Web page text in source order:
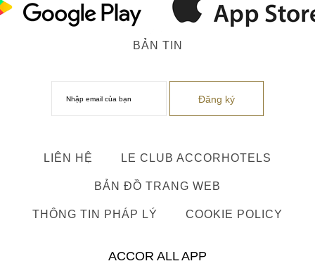
BẢN TIN
LIÊN HỆ LE CLUB ACCORHOTELS
BẢN ĐỒ TRANG WEB
THÔNG TIN PHÁP LÝ COOKIE POLICY
ACCOR ALL APP